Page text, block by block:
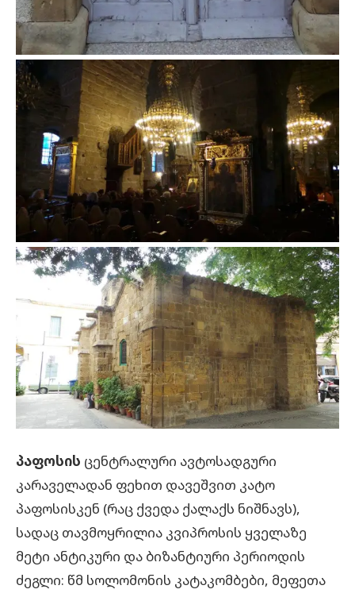
პაფოსის ცენტრალური ავტოსადგური
კარაველადან ფეხით დავეშვით კატო
პაფოსისკენ (რაც ქვედა ქალაქს ნიშნავს),
სადაც თავმოყრილია კვიპროსის ყველაზე
მეტი ანტიკური და ბიზანტიური პერიოდის
ძეგლი: წმ სოლომონის კატაკომბები, მეფეთა